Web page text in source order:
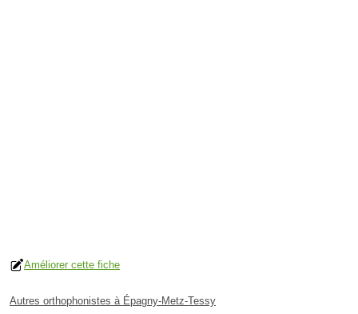
Améliorer cette fiche
Autres orthophonistes à Épagny-Metz-Tessy